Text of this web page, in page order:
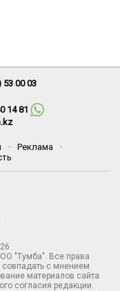
53 00 03
14 81
· Реклама
·
"Тумба". Все права
с мнением
материалов сайта
согласия редакции.